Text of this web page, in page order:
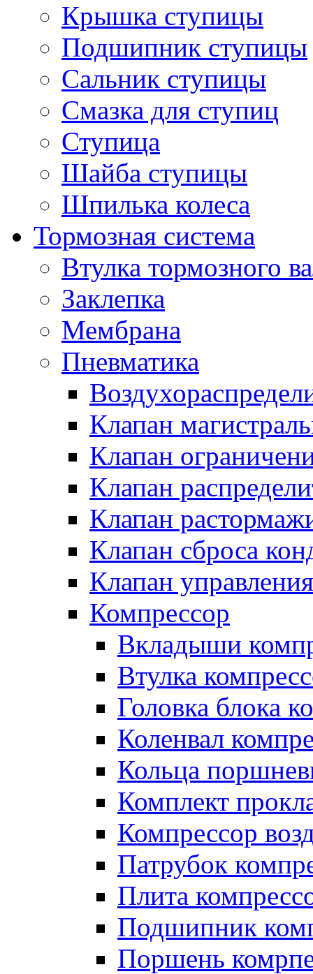
Крышка ступицы
Подшипник ступицы
Сальник ступицы
Смазка для ступиц
Ступица
Шайба ступицы
Шпилька колеса
Тормозная система
Втулка тормозного
Заклепка
Мембрана
Пневматика
Клапан
Клапан
Клапан
Клапан
Клапан сброса
Клапан управления
Компрессор
Вкладыши
Втулка
Головка блока
Коленвал
Кольца
Комплект
Компрессор
Патрубок
Плита
Подшипник
Поршень